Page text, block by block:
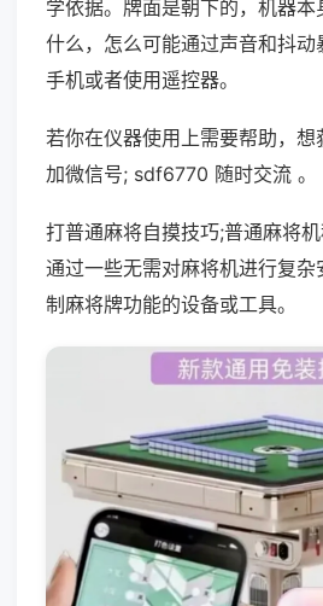
学依据。牌面是朝下的，机器
什么，怎么可能通过声音和抖动
手机或者使用遥控器。
若你在仪器使用上需要帮助，
加微信号; sdf6770 随时交流 。
打普通麻将自摸技巧;普通麻将
通过一些无需对麻将机进行复
制麻将牌功能的设备或工具。